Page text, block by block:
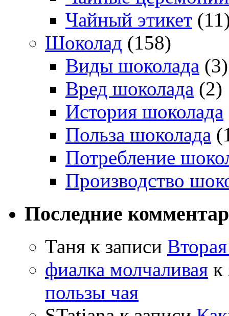
Чайный этикет
Шоколад (158)
Виды шоколада (3)
Вред шоколада (2)
История шоколада
Польза шоколада
Потребление
Производство
Последние
Таня к записи
фиалка молчаливая к
пользы чая